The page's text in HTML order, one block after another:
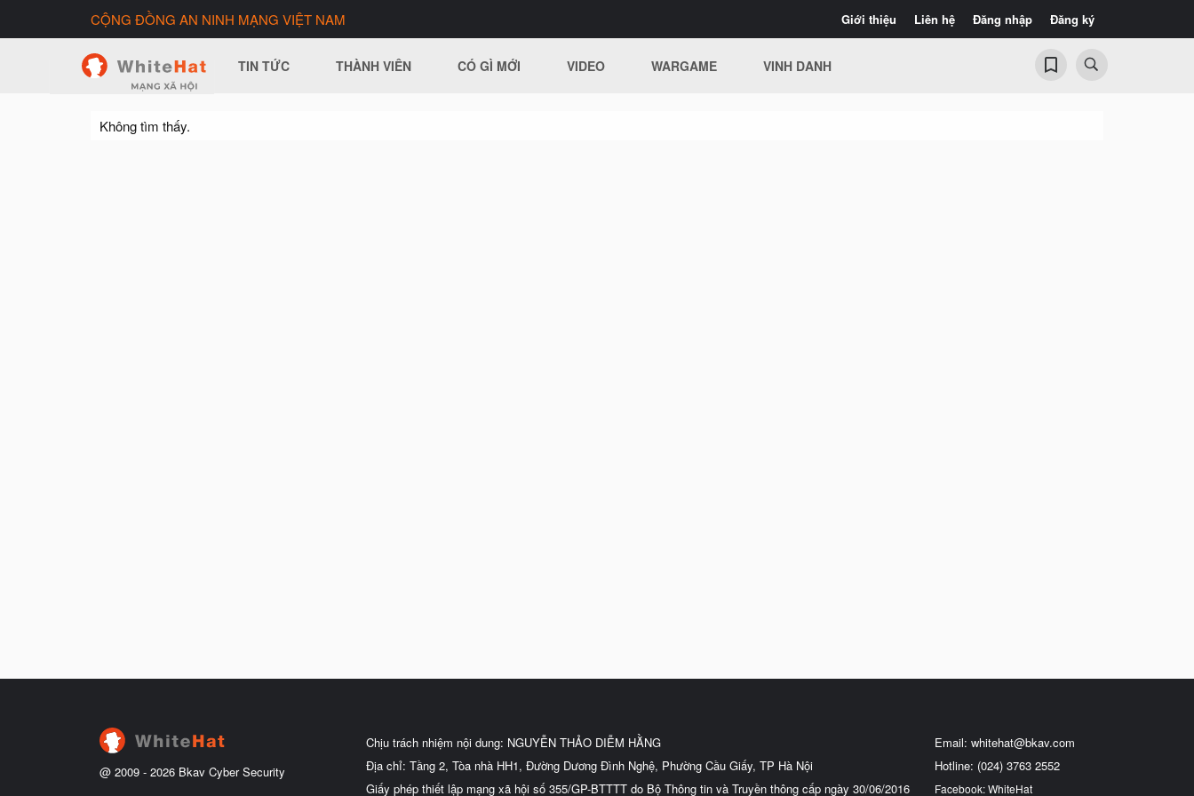
Giới thiệu Liên hệ Đăng nhập Đăng ký
CỘNG ĐỒNG AN NINH MẠNG VIỆT NAM
TIN TỨC THÀNH VIÊN CÓ GÌ MỚI VIDEO WARGAME VINH DANH
Không tìm thấy.
@ 2009 - 2026 Bkav Cyber Security
Chịu trách nhiệm nội dung: NGUYỄN THẢO DIỄM HẰNG
Địa chỉ: Tầng 2, Tòa nhà HH1, Đường Dương Đình Nghệ, Phường Cầu Giấy, TP Hà Nội
Giấy phép thiết lập mạng xã hội số 355/GP-BTTTT do Bộ Thông tin và Truyền thông cấp ngày 30/06/2016
Email: whitehat@bkav.com
Hotline: (024) 3763 2552
Facebook: WhiteHat